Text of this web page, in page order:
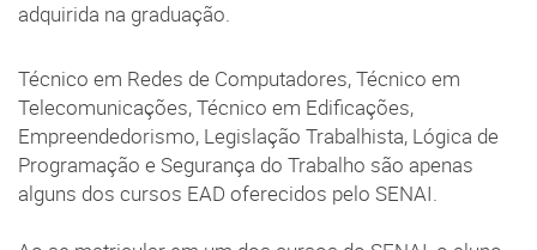
adquirida na graduação.
Técnico em Redes de Computadores, Técnico em
Telecomunicações, Técnico em Edificações,
Empreendedorismo, Legislação Trabalhista, Lógica de
Programação e Segurança do Trabalho são apenas
alguns dos cursos EAD oferecidos pelo SENAI.